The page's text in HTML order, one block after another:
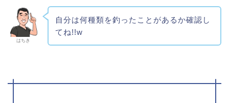
はちき
自分は何種類を釣ったことがあるか確認し
てね!!w